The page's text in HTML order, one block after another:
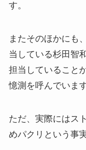
す。
またそのほかにも
当している杉田智
担当していること
憶測を呼んでいます
ただ、実際にはス
めパクリという事